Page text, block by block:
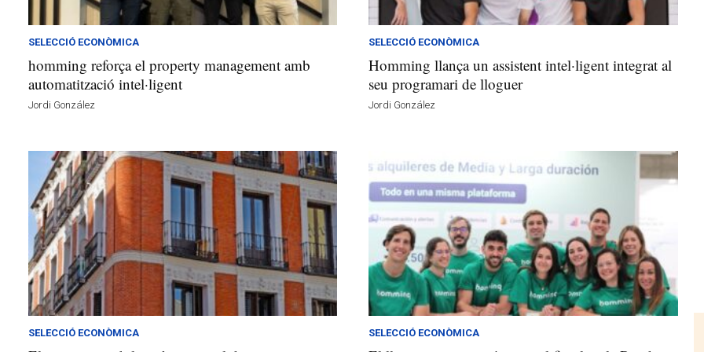
SELECCIÓ ECONÒMICA
homming reforça el property management amb
automatització intel·ligent
Jordi González
SELECCIÓ ECONÒMICA
Homming llança un assistent intel·ligent integrat al
seu programari de lloguer
Jordi González
SELECCIÓ ECONÒMICA SELECCIÓ ECONÒMICA